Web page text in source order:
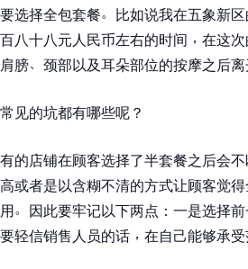
要选择全包套餐。 比如说我在五象新
百八十八元人民币左右的时间 ， 在这
肩膀、 颈部以及耳朵部位的按摩之后
常见的坑都有哪些呢？
有的店铺在顾客选择了半套餐之后会
高或者是以含糊不清的方式让顾客觉
用。 因此要牢记以下两点 ： 一是选择
要轻信销售人员的话 ， 在自己能够承